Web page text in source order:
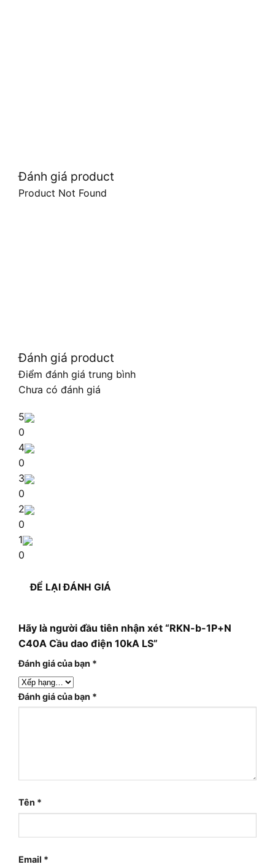
Đánh giá product
Product Not Found
Đánh giá product
Điểm đánh giá trung bình
Chưa có đánh giá
5
0
4
0
3
0
2
0
1
0
ĐỂ LẠI ĐÁNH GIÁ
Hãy là người đầu tiên nhận xét “RKN-b-1P+N
C40A Cầu dao điện 10kA LS”
Đánh giá của bạn *
Đánh giá của bạn *
Tên *
Email *